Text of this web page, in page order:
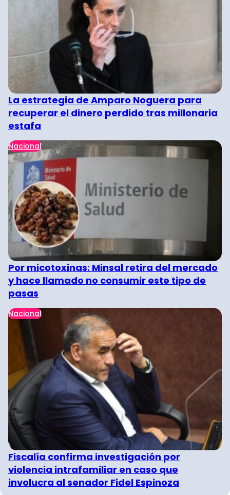
La estrategia de Amparo Noguera para
recuperar el dinero perdido tras millonaria
estafa
Nacional
Por micotoxinas: Minsal retira del mercado
y hace llamado no consumir este tipo de
pasas
Nacional
Fiscalía confirma investigación por
violencia intrafamiliar en caso que
involucra al senador Fidel Espinoza